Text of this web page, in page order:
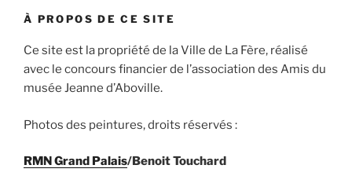
À PROPOS DE CE SITE
Ce site est la propriété de la Ville de La Fère, réalisé
avec le concours financier de l’association des Amis du
musée Jeanne d’Aboville.
Photos des peintures, droits réservés :
RMN Grand Palais/Benoit Touchard